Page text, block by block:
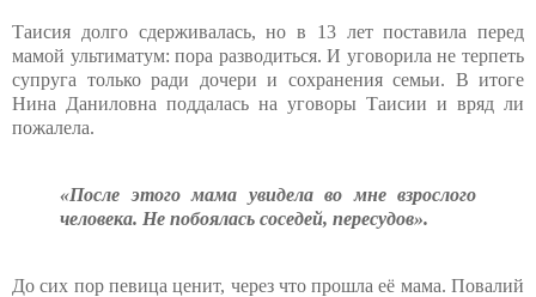
Таисия долго сдерживалась, но в 13 лет поставила перед
мамой ультиматум: пора разводиться. И уговорила не терпеть
супруга только ради дочери и сохранения семьи. В итоге
Нина Даниловна поддалась на уговоры Таисии и вряд ли
пожалела.
«После этого мама увидела во мне взрослого
человека. Не побоялась соседей, пересудов».
До сих пор певица ценит, через что прошла её мама. Повалий